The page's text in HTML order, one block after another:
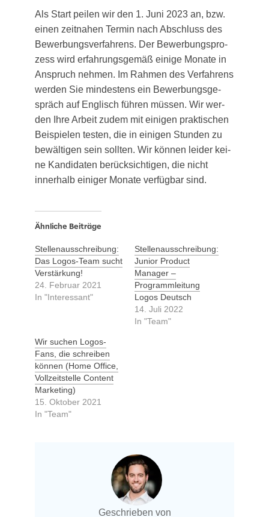
Als Start pei­len wir den 1. Juni 2023 an, bzw.
einen zeit­na­hen Ter­min nach Abschluss des
Bewer­bungs­ver­fah­rens. Der Bewer­bungs­pro­
zess wird erfah­rungs­ge­mäß eini­ge Mona­te in
Anspruch neh­men. Im Rah­men des Ver­fah­rens
wer­den Sie min­des­tens ein Bewer­bungs­ge­
spräch auf Eng­lisch füh­ren müs­sen. Wir wer­
den Ihre Arbeit zudem mit eini­gen prak­ti­schen
Bei­spie­len tes­ten, die in eini­gen Stun­den zu
bewäl­ti­gen sein soll­ten. Wir kön­nen lei­der kei­
ne Kan­di­da­ten berück­sich­ti­gen, die nicht
inner­halb eini­ger Mona­te ver­füg­bar sind.
Ähnliche Beiträge
Stellenausschreibung:
Das Logos-Team sucht
Verstärkung!
24. Februar 2021
In "Interessant"
Stellenausschreibung:
Junior Product
Manager –
Programmleitung
Logos Deutsch
14. Juli 2022
In "Team"
Wir suchen Logos-
Fans, die schreiben
können (Home Office,
Vollzeitstelle Content
Marketing)
15. Oktober 2021
In "Team"
Geschrieben von